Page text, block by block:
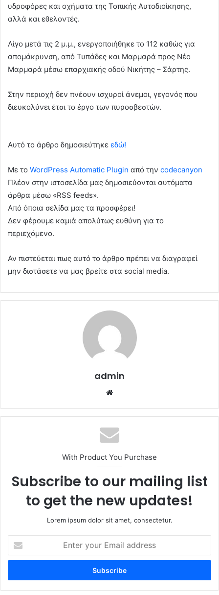
υδροφόρες και οχήματα της Τοπικής Αυτοδιοίκησης,
αλλά και εθελοντές.
Λίγο μετά τις 2 μ.μ., ενεργοποιήθηκε το 112 καθώς για
απομάκρυνση, από Τυπάδες και Μαρμαρά προς Νέο
Μαρμαρά μέσω επαρχιακής οδού Νικήτης – Σάρτης.
Στην περιοχή δεν πνέουν ισχυροί άνεμοι, γεγονός που
διευκολύνει έτσι το έργο των πυροσβεστών.
Αυτό το άρθρο δημοσιεύτηκε εδώ!
Με το WordPress Automatic Plugin από την codecanyon
Πλέον στην ιστοσελίδα μας δημοσιεύονται αυτόματα
άρθρα μέσω «RSS feeds».
Από όποια σελίδα μας τα προσφέρει!
Δεν φέρουμε καμιά απολύτως ευθύνη για το
περιεχόμενο.
Αν πιστεύεται πως αυτό το άρθρο πρέπει να διαγραφεί
μην διστάσετε να μας βρείτε στα social media.
admin
With Product You Purchase
Subscribe to our mailing list
to get the new updates!
Lorem ipsum dolor sit amet, consectetur.
your
Email